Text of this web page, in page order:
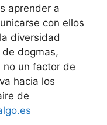
aprender a
con ellos
diversidad
dogmas,
no un factor de
hacia los
de